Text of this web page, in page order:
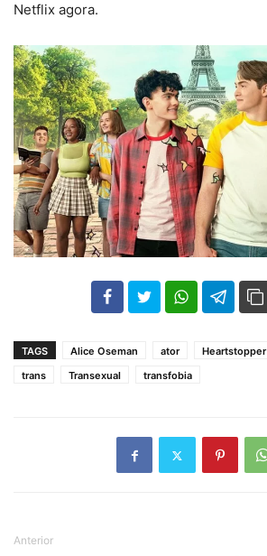
Netflix agora.
102 35
TAGS Alice Oseman ator Heartstopper
trans
Transexual transfobia
Anterior